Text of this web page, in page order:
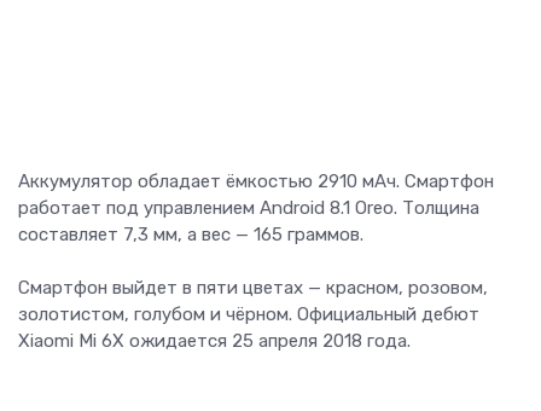
Аккумулятор обладает ёмкостью 2910 мАч. Смартфон
работает под управлением Android 8.1 Oreo. Толщина
составляет 7,3 мм, а вес — 165 граммов.
Смартфон выйдет в пяти цветах — красном, розовом,
золотистом, голубом и чёрном. Официальный дебют
Xiaomi Mi 6X ожидается 25 апреля 2018 года.